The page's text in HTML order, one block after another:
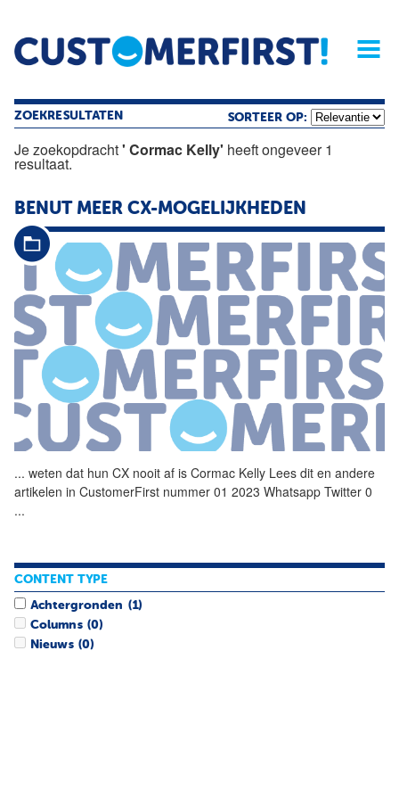
Home Opinie Archief
Magazine
ZOEKRESULTATEN SORTEER OP:
Je zoekopdracht' Cormac Kelly' heeft ongeveer 1
resultaat.
BENUT MEER CX-MOGELIJKHEDEN
... weten dat hun CX nooit af is Cormac Kelly Lees dit en andere
artikelen in CustomerFirst nummer 01 2023 Whatsapp Twitter 0
...
CONTENT TYPE
Achtergronden (1)
Columns (0)
Nieuws (0)